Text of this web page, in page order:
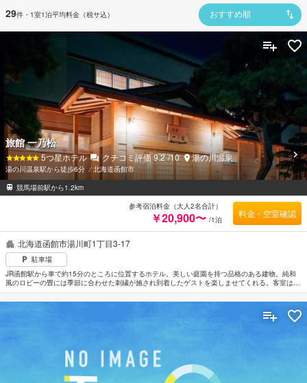
29件 ・1室1泊平均料金（税サ込） おすすめ順
北海道函館市湯川町1丁目3-17
駐車場
JR函館駅から車で約15分のところに位置するホテル。美しい庭園を持つ品格のある建物。純和
風のロビーの畳には季節に合わせた刺繍が施され到着したゲストを楽しませてくれる。客室は日
本文化の趣をいかした落ち着いた空間。檜の露天風呂や京風の聚楽壁使用した大浴場で湯めぐり
を楽しむことができる。函館空港から車で約7分。
旅館 一乃松
5つ星ホテル クチコミ評価9.2 /10 湯の川温泉
湯の川温泉駅から徒歩6分 ⁄北海道函館市
競馬場前駅から1.2km
参考宿泊料金（大人2名合計）
￥20,900〜 /1泊
料金・空室確認